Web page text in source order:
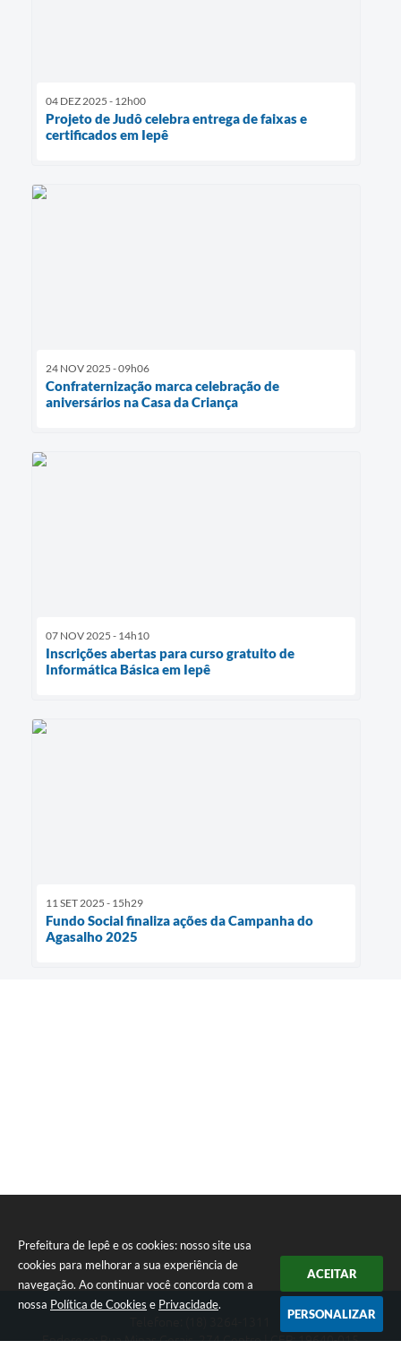
Prefeitura de Iepê e os cookies: nosso site usa
cookies para melhorar a sua experiência de
navegação. Ao continuar você concorda com a
nossa Política de Cookies e Privacidade.
ACEITAR
PERSONALIZAR
04 DEZ 2025 - 12h00
Projeto de Judô celebra entrega de faixas e
certificados em Iepê
24 NOV 2025 - 09h06
Confraternização marca celebração de
aniversários na Casa da Criança
07 NOV 2025 - 14h10
Inscrições abertas para curso gratuito de
Informática Básica em Iepê
11 SET 2025 - 15h29
Fundo Social finaliza ações da Campanha do
Agasalho 2025
Endereço: Rua Minas Gerais, 274 Centro | CEP: 19640-015